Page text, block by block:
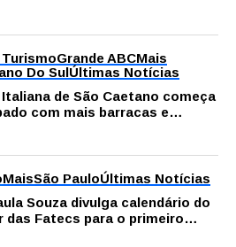
Grande ABCMais
Do SulÚltimas Notícias
Italiana de São Caetano começa
com mais barracas e
em decoração e atrações
MaisSão PauloÚltimas Notícias
Souza divulga calendário do
das Fatecs para o primeiro
2027